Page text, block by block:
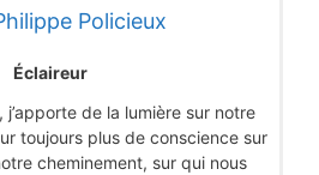
Policieux
Éclaireur
j’apporte de la lumière sur notre
toujours plus de conscience sur
cheminement, sur qui nous